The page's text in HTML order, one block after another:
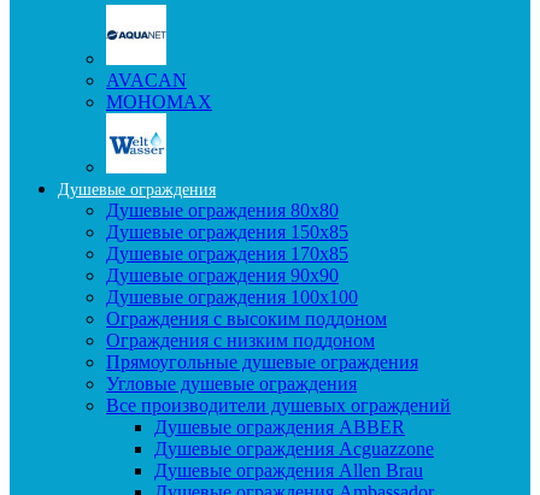
AVACAN
МОНОМАХ
Душевые ограждения
Душевые ограждения 80x80
Душевые ограждения 150x85
Душевые ограждения 170x85
Душевые ограждения 90x90
Душевые ограждения 100x100
Ограждения с высоким поддоном
Ограждения с низким поддоном
Прямоугольные душевые ограждения
Угловые душевые ограждения
Все производители душевых ограждений
Душевые ограждения ABBER
Душевые ограждения Acguazzone
Душевые ограждения Allen Brau